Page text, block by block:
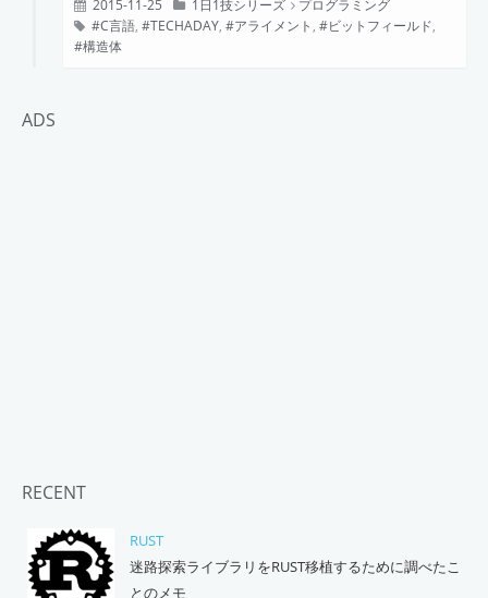
2015-11-25 1日1技シリーズ
プログラミング
C言語, TECHADAY, アライメント , ビットフィールド,
構造体
ADS
RECENT
RUST
迷路探索ライブラリをRUST移植するために調べたこ
とのメモ